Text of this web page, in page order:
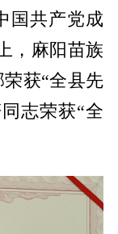
国共产党成
，麻阳苗族
获“全县先
志荣获“全